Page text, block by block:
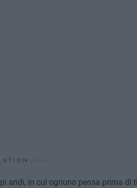
aridi, in cui ognuno pensa prima di